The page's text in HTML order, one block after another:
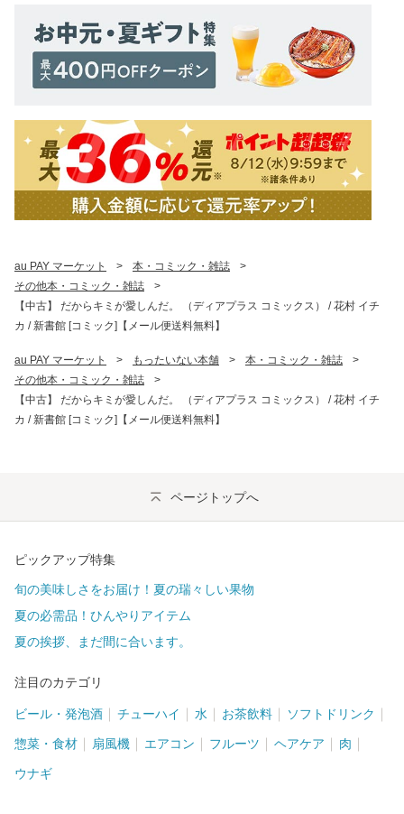
au PAY マーケット > 本・コミック・雑誌
>
その他本・コミック・雑誌
>
【中古】 だからキミが愛しんだ。 （ディアプラス コミックス） / 花村 イチ
カ / 新書館 [コミック]【メール便送料無料】
au PAY マーケット > もったいない本舗 > 本・コミック・雑誌
>
その他本・コミック・雑誌
>
【中古】 だからキミが愛しんだ。 （ディアプラス コミックス） / 花村 イチ
カ / 新書館 [コミック]【メール便送料無料】
ページトップへ
ピックアップ特集
旬の美味しさをお届け！夏の瑞々しい果物
夏の必需品！ひんやりアイテム
夏の挨拶、まだ間に合います。
注目のカテゴリ
ビール・発泡酒 チューハイ 水 お茶飲料 ソフトドリンク
惣菜・食材 扇風機 エアコン フルーツ ヘアケア 肉
ウナギ